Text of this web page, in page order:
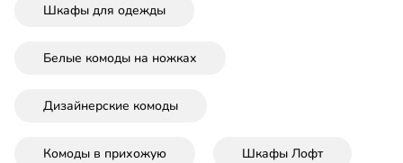
Шкафы для одежды
Белые комоды на ножках
Дизайнерские комоды
Комоды в прихожую Шкафы Лофт